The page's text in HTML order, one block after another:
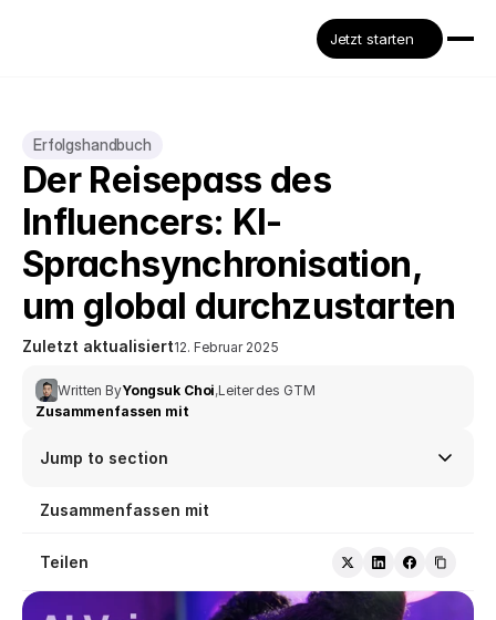
Jetzt starten
Erfolgshandbuch
Der Reisepass des
Influencers: KI-
Sprachsynchronisation,
um global durchzustarten
Zuletzt aktualisiert12. Februar 2025
Written ByYongsuk Choi,Leiter des GTM
Zusammenfassen mit
Jump to section
Zusammenfassen mit
Teilen